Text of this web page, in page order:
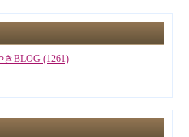
BLOG (1261)